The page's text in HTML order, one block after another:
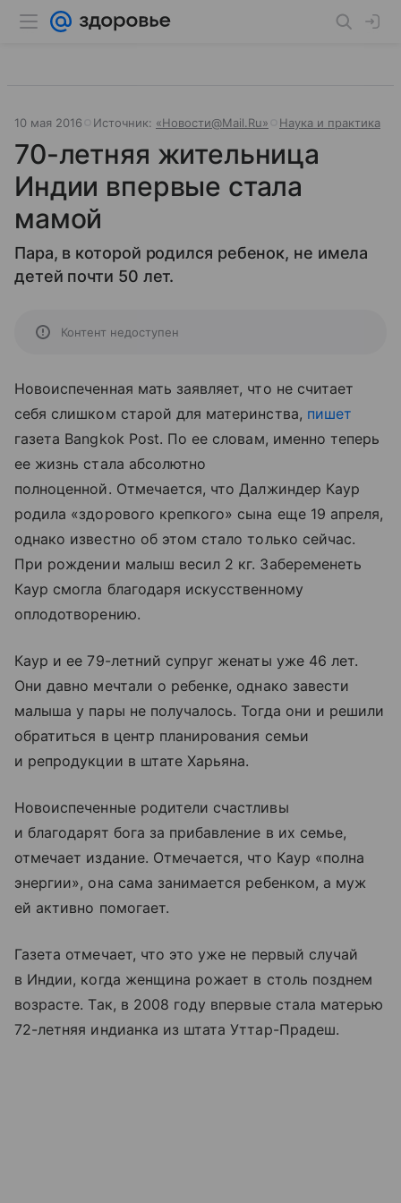
10 мая 2016 Источник: «Новости@Mail.Ru» Наука и практика
70-летняя жительница
Индии впервые стала
мамой
Пара, в которой родился ребенок, не имела
детей почти 50 лет.
Контент недоступен
Новоиспеченная мать заявляет, что не считает
себя слишком старой для материнства, пишет
газета Bangkok Post. По ее словам, именно теперь
ее жизнь стала абсолютно
полноценной. Отмечается, что Далжиндер Каур
родила «здорового крепкого» сына еще 19 апреля,
однако известно об этом стало только сейчас.
При рождении малыш весил 2 кг. Забеременеть
Каур смогла благодаря искусственному
оплодотворению.
Каур и ее 79-летний супруг женаты уже 46 лет.
Они давно мечтали о ребенке, однако завести
малыша у пары не получалось. Тогда они и решили
обратиться в центр планирования семьи
и репродукции в штате Харьяна.
Новоиспеченные родители счастливы
и благодарят бога за прибавление в их семье,
отмечает издание. Отмечается, что Каур «полна
энергии», она сама занимается ребенком, а муж
ей активно помогает.
Газета отмечает, что это уже не первый случай
в Индии, когда женщина рожает в столь позднем
возрасте. Так, в 2008 году впервые стала матерью
72-летняя индианка из штата Уттар-Прадеш.